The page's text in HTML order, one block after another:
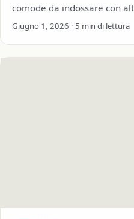
comode da indossare con
buona durata della batteria.…
Giugno 1, 2026 · 5 min di lettura